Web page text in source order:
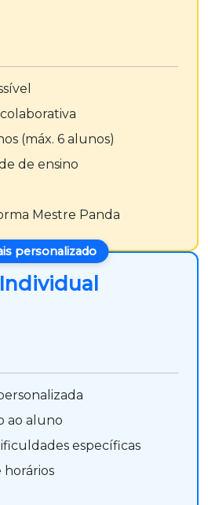
(máx. 6 alunos)
de ensino
Mestre Panda
personalizado
ao aluno
específicas
horários